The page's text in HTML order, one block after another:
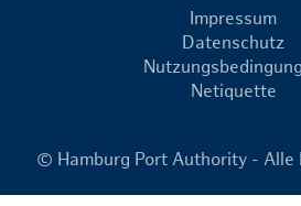
Impressum
Datenschutz
Netiquette
© Hamburg Port Authority - Alle